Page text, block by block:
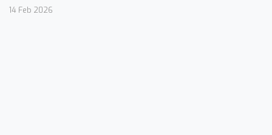
14 Feb 2026